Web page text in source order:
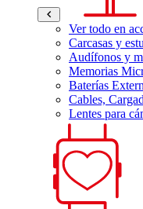
Ver todo en
Carcasas y
Audífonos y
Memorias
Baterías
Cables,
Lentes para